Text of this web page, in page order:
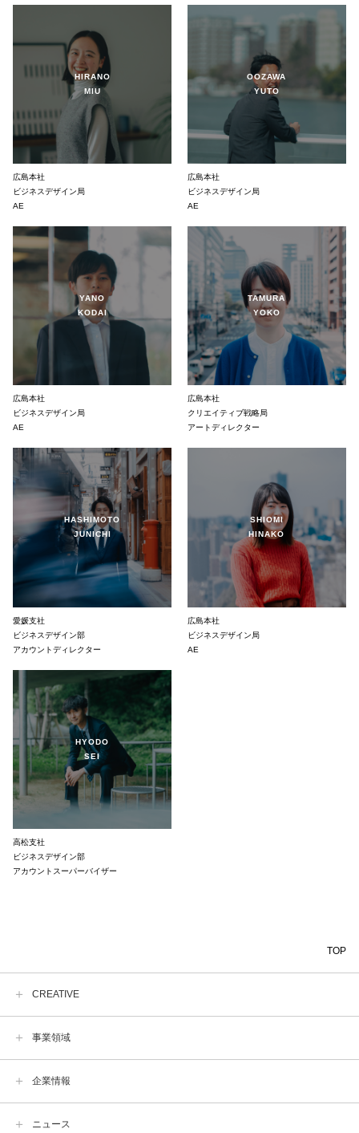
HIRANO
MIU
広島本社
ビジネスデザイン局
AE
OOZAWA
YUTO
広島本社
ビジネスデザイン局
AE
YANO
KODAI
広島本社
ビジネスデザイン局
AE
TAMURA
YOKO
広島本社
クリエイティブ戦略局
アートディレクター
HASHIMOTO
JUNICHI
愛媛支社
ビジネスデザイン部
アカウントディレクター
SHIOMI
HINAKO
広島本社
ビジネスデザイン局
AE
HYODO
SEI
高松支社
ビジネスデザイン部
アカウントスーパーバイザー
TOP
CREATIVE
事業領域
企業情報
ニュース